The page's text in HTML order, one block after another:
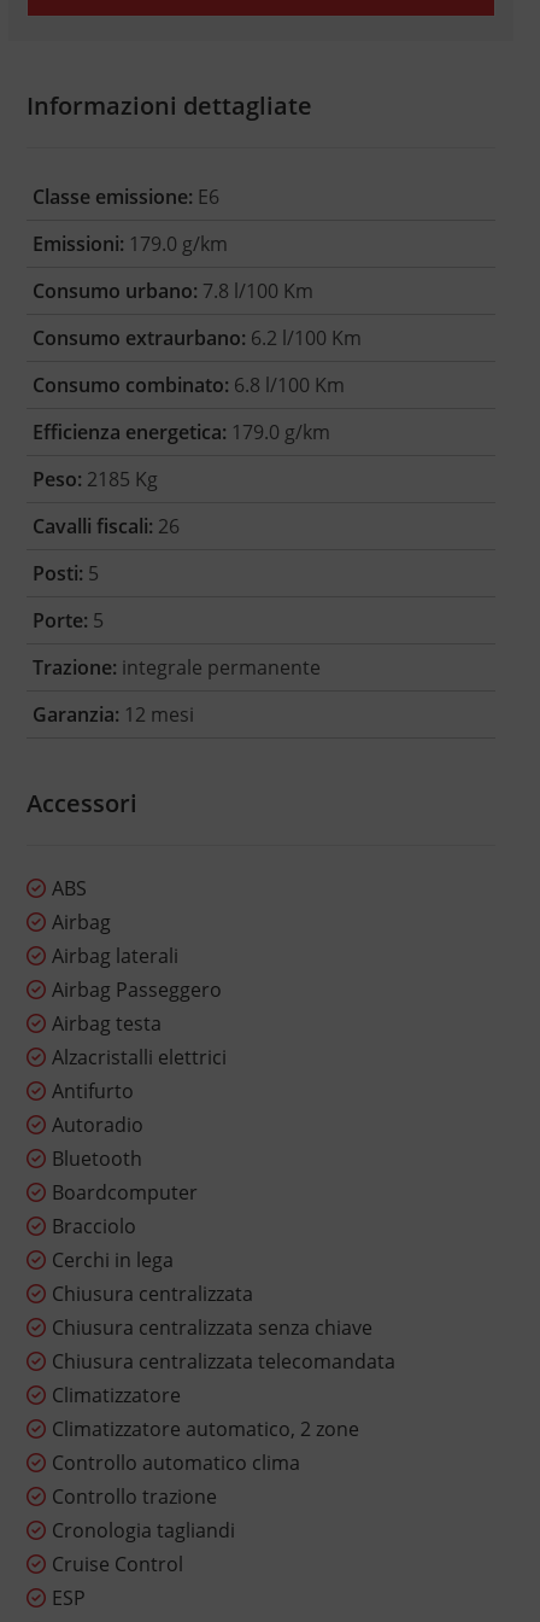
Informazioni dettagliate
Classe emissione: E6
Emissioni: 179.0 g/km
Consumo urbano: 7.8 l/100 Km
Consumo extraurbano: 6.2 l/100 Km
Consumo combinato: 6.8 l/100 Km
Efficienza energetica: 179.0 g/km
Peso: 2185 Kg
Cavalli fiscali: 26
Posti: 5
Porte: 5
Trazione: integrale permanente
Garanzia: 12 mesi
Accessori
ABS
Airbag
Airbag laterali
Airbag Passeggero
Airbag testa
Alzacristalli elettrici
Antifurto
Autoradio
Bluetooth
Boardcomputer
Bracciolo
Cerchi in lega
Chiusura centralizzata
Chiusura centralizzata senza chiave
Chiusura centralizzata telecomandata
Climatizzatore
Climatizzatore automatico, 2 zone
Controllo automatico clima
Controllo trazione
Cronologia tagliandi
Cruise Control
ESP